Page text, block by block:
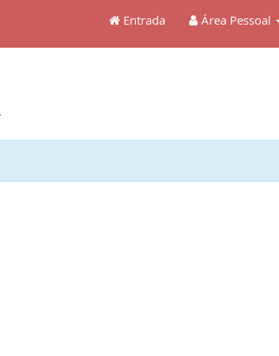
Entrada Área Pessoal